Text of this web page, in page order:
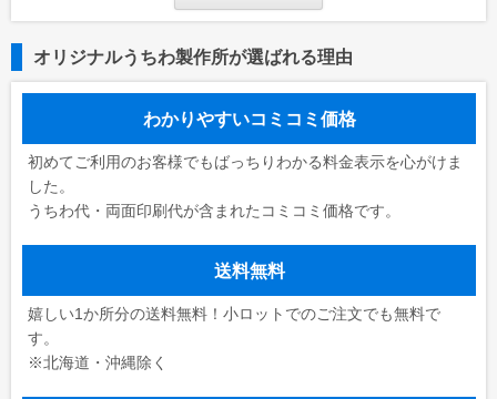
オリジナルうちわ製作所が選ばれる理由
わかりやすいコミコミ価格
初めてご利用のお客様でもばっちりわかる料金表示を心がけま
した。
うちわ代・両面印刷代が含まれたコミコミ価格です。
送料無料
嬉しい1か所分の送料無料！小ロットでのご注文でも無料で
す。
※北海道・沖縄除く